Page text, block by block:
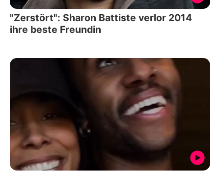
"Zerstört": Sharon Battiste verlor 2014
ihre beste Freundin